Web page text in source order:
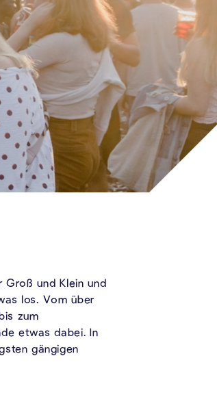
und Klein und
los. Vom über
zum
etwas dabei. In
gängigen